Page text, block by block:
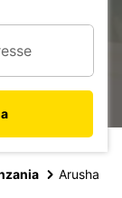
Arusha